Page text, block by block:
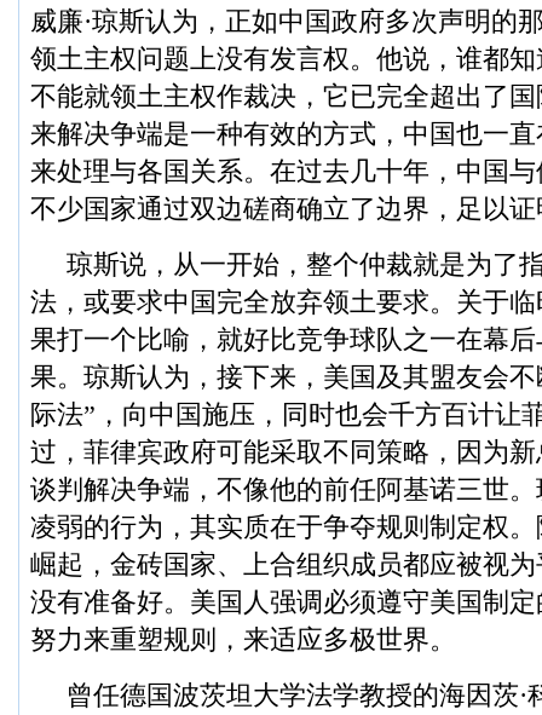
威廉·琼斯认为，正如中国政府多次声明的
领土主权问题上没有发言权。他说，谁都
不能就领土主权作裁决，它已完全超出了
来解决争端是一种有效的方式，中国也一
来处理与各国关系。在过去几十年，中国
不少国家通过双边磋商确立了边界，足以
琼斯说，从一开始，整个仲裁就是为了
法，或要求中国完全放弃领土要求。关于
果打一个比喻，就好比竞争球队之一在幕
果。琼斯认为，接下来，美国及其盟友会
际法”，向中国施压，同时也会千方百计让
过，菲律宾政府可能采取不同策略，因为
谈判解决争端，不像他的前任阿基诺三世
凌弱的行为，其实质在于争夺规则制定权
崛起，金砖国家、上合组织成员都应被视
没有准备好。美国人强调必须遵守美国制
努力来重塑规则，来适应多极世界。
曾任德国波茨坦大学法学教授的海因茨·